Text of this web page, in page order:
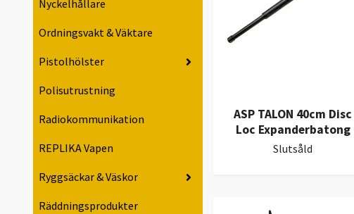
Nyckelhållare
Ordningsvakt & Väktare
Pistolhölster
Polisutrustning
Radiokommunikation
REPLIKA Vapen
Ryggsäckar & Väskor
Räddningsprodukter
ASP TALON 40cm Disc
Loc Expanderbatong
Slutsåld